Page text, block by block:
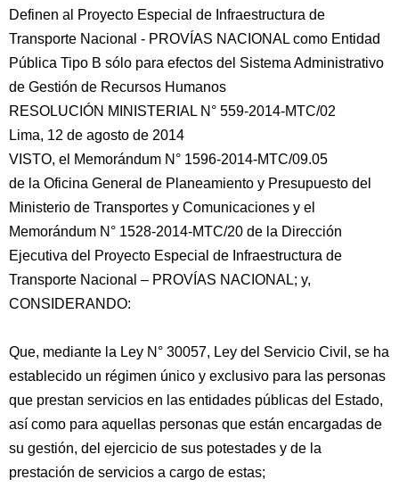
Definen al Proyecto Especial de Infraestructura de
Transporte Nacional - PROVÍAS NACIONAL como Entidad
Pública Tipo B sólo para efectos del Sistema Administrativo
de Gestión de Recursos Humanos
RESOLUCIÓN MINISTERIAL N° 559-2014-MTC/02
Lima, 12 de agosto de 2014
VISTO, el Memorándum N° 1596-2014-MTC/09.05
de la Oficina General de Planeamiento y Presupuesto del
Ministerio de Transportes y Comunicaciones y el
Memorándum N° 1528-2014-MTC/20 de la Dirección
Ejecutiva del Proyecto Especial de Infraestructura de
Transporte Nacional – PROVÍAS NACIONAL; y,
CONSIDERANDO:
Que, mediante la Ley N° 30057, Ley del Servicio Civil, se ha
establecido un régimen único y exclusivo para las personas
que prestan servicios en las entidades públicas del Estado,
así como para aquellas personas que están encargadas de
su gestión, del ejercicio de sus potestades y de la
prestación de servicios a cargo de estas;